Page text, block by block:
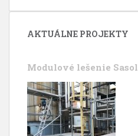
AKTUÁLNE PROJEKTY
Modulové lešenie Sasol